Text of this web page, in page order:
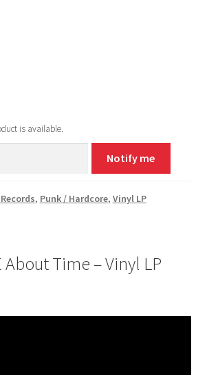
is available.
Notify me
, Punk / Hardcore, Vinyl LP
About Time – Vinyl LP